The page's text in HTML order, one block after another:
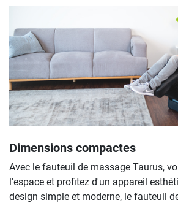
Dimensions compactes
Avec le fauteuil de massage Taurus,
l'espace et profitez d'un appareil
design simple et moderne, le fauteuil